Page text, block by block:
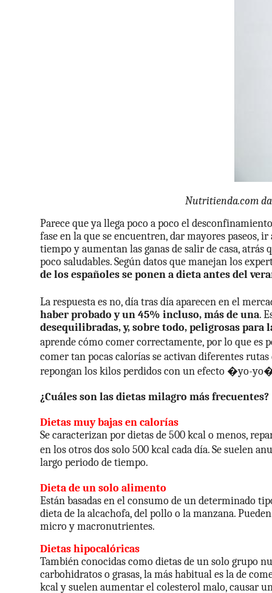
Nutritienda.com
Parece que ya llega poco a poco el
fase en la que se encuentren, dar mayores paseos,
tiempo y aumentan las ganas de salir de casa, atrás
poco saludables. Según datos que manejan los
de los españoles se ponen a dieta antes del
La respuesta es no, día tras día aparecen en el
haber probado y un 45% incluso, más de una.
desequilibradas, y, sobre todo, peligrosas para
aprende cómo comer correctamente, por lo que es
comer tan pocas calorías se activan diferentes
repongan los kilos perdidos con un efecto �yo-
¿Cuáles son las dietas milagro más frecuentes?
Dietas muy bajas en calorías
Se caracterizan por dietas de 500 kcal o menos,
en los otros dos solo 500 kcal cada día. Se suelen
largo periodo de tiempo.
Dieta de un solo alimento
Están basadas en el consumo de un determinado
dieta de la alcachofa, del pollo o la manzana.
micro y macronutrientes.
Dietas hipocalóricas
También conocidas como dietas de un solo grupo
carbohidratos o grasas, la más habitual es la de
kcal y suelen aumentar el colesterol malo, causar